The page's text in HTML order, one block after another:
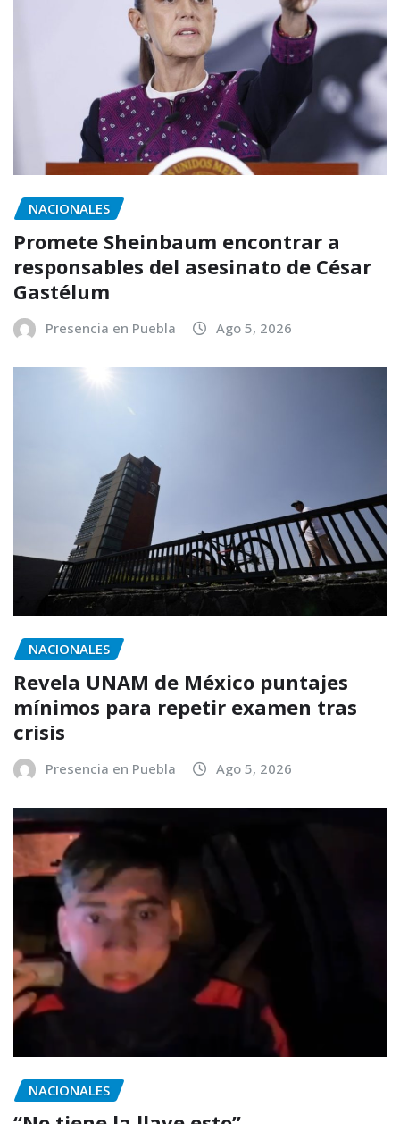
NACIONALES
Promete Sheinbaum encontrar a
responsables del asesinato de César
Gastélum
Presencia en Puebla Ago 5, 2026
NACIONALES
Revela UNAM de México puntajes
mínimos para repetir examen tras
crisis
Presencia en Puebla Ago 5, 2026
NACIONALES